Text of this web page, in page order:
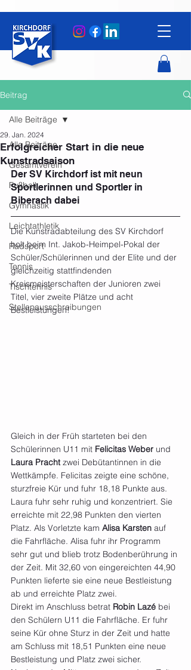
Beitrag
Alle Beiträge
Gesamtverein
Fußball
Gymnastik
Leichtathletik
Radsport
Tennis
Tischtennis
Stellenausschreibungen
Alle Beiträge
Erfolgreicher Start in die neue
Kunstradsaison
29. Jan. 2024
Der SV Kirchdorf ist mit neun
Sportlerinnen und Sportler in
Biberach dabei
Die Kunstradabteilung des SV Kirchdorf
holt beim Int. Jakob-Heimpel-Pokal der
Schüler/Schülerinnen und der Elite und der
gleichzeitig stattfindenden
Kreismeisterschaften der Junioren zwei
Titel, vier zweite Plätze und acht
Bestleistungen!
Gleich in der Früh starteten bei den
Schülerinnen U11 mit Felicitas Weber und
Laura Pracht zwei Debütantinnen in die
Wettkämpfe. Felicitas zeigte eine schöne,
sturzfreie Kür und fuhr 18,18 Punkte aus.
Laura fuhr sehr ruhig und konzentriert. Sie
erreichte mit 22,98 Punkten den vierten
Platz. Als Vorletzte kam Alisa Karsten auf
die Fahrfläche. Alisa fuhr ihr Programm
sehr gut und blieb trotz Bodenberührung in
der Zeit. Mit 32,60 von eingereichten 44,90
Punkten lieferte sie eine neue Bestleistung
ab und erreichte Platz zwei.
Direkt im Anschluss betrat Robin Lazé bei
den Schülern U11 die Fahrfläche. Er fuhr
seine Kür ohne Sturz in der Zeit und hatte
am Schluss mit 18,51 Punkten eine neue
Bestleistung und Platz zwei sicher.